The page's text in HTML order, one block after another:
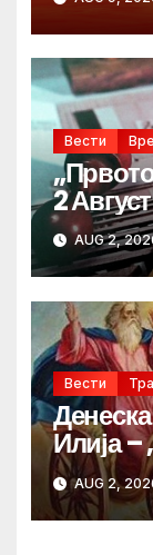
Денот
Вести
2
AUG 2,
Вести
Илија
AUG 2,